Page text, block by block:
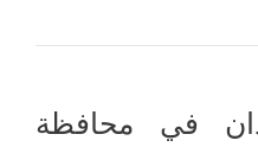
في محافظة